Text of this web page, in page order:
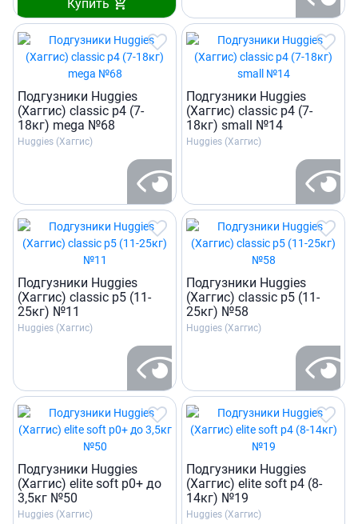
Купить
Подгузники Huggies
(Хаггис) classic р4 (7-
18кг) mega №68
Huggies (Хаггис)
Подгузники Huggies
(Хаггис) classic р4 (7-
18кг) small №14
Huggies (Хаггис)
Подгузники Huggies
(Хаггис) classic р5 (11-
25кг) №11
Huggies (Хаггис)
Подгузники Huggies
(Хаггис) classic р5 (11-
25кг) №58
Huggies (Хаггис)
Подгузники Huggies
(Хаггис) elite soft р0+ до
3,5кг №50
Huggies (Хаггис)
Подгузники Huggies
(Хаггис) elite soft р4 (8-
14кг) №19
Huggies (Хаггис)